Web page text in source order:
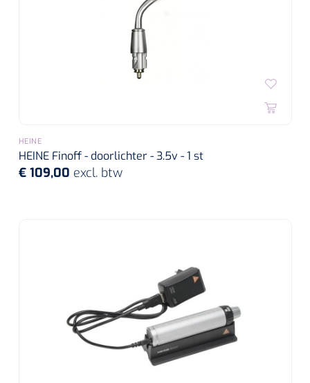
HEINE
HEINE Finoff - doorlichter - 3.5v - 1 st
€ 109,00 excl. btw